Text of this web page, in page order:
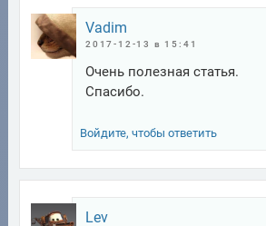
Vadim
2017-12-13 в 15:41
Очень полезная статья.
Спасибо.
Войдите, чтобы ответить
Lev